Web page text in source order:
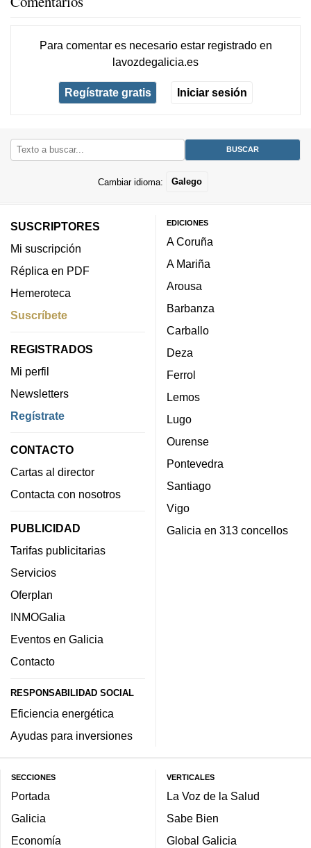
Para comentar es necesario estar registradoen
lavozdegalicia.es
Regístrate gratis Iniciar sesión
Cambiar idioma: Galego
SUSCRIPTORES
Mi suscripción
Réplica en PDF
Hemeroteca
Suscríbete
REGISTRADOS
Mi perfil
Newsletters
Regístrate
CONTACTO
Cartas al director
Contacta con nosotros
PUBLICIDAD
Tarifas publicitarias
Servicios
Oferplan
INMOGalia
Eventos en Galicia
Contacto
RESPONSABILIDAD SOCIAL
Eficiencia energética
Ayudas para inversiones
EDICIONES
A Coruña
A Mariña
Arousa
Barbanza
Carballo
Deza
Ferrol
Lemos
Lugo
Ourense
Pontevedra
Santiago
Vigo
Galicia en 313 concellos
SECCIONES
Portada
Galicia
Economía
VERTICALES
La Voz de la Salud
Sabe Bien
Global Galicia